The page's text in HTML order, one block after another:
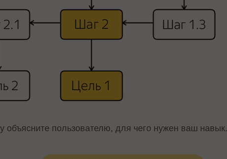
объясните пользователю, для чего нужен ваш навык.